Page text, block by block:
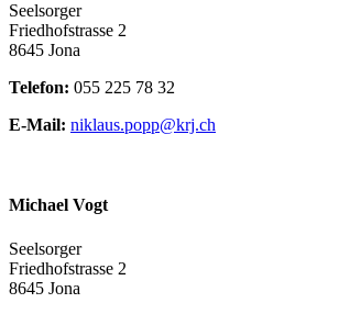
Seelsorger
Friedhofstrasse 2
8645 Jona
Telefon: 055 225 78 32
E-Mail: niklaus.popp@krj.ch
Michael Vogt
Seelsorger
Friedhofstrasse 2
8645 Jona